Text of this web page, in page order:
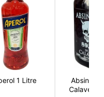
1 Litre
Absinthe
Calavera